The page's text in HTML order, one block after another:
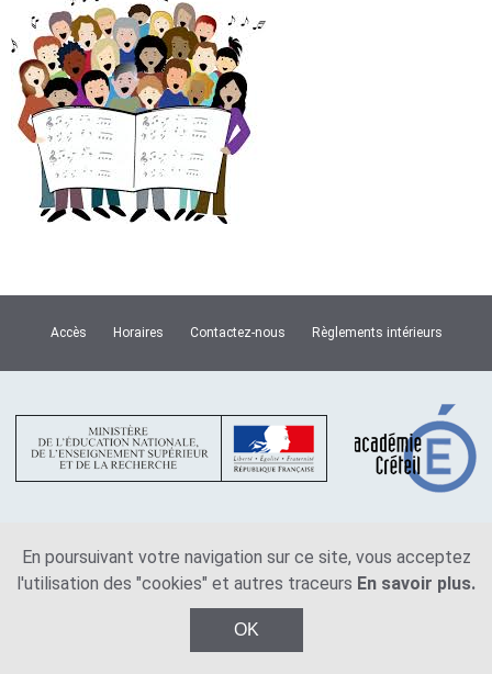
En poursuivant votre navigation sur ce site, vous acceptez
l'utilisation des "cookies" et autres traceurs En savoir plus.
OK
Accès Horaires Contactez-nous Règlements intérieurs
Plan du site Mentions légales
© Copyright Lycée Van Dongen 2026